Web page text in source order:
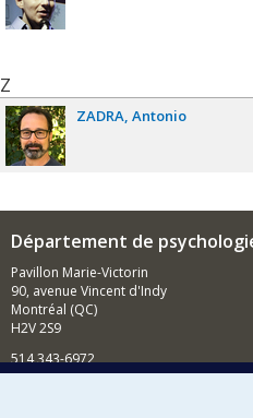
Z
ZADRA Antonio
Département de
Pavillon Marie-Victorin
90, avenue Vincent d'Indy
Montréal (QC)
H2V 2S9
514 343-6972